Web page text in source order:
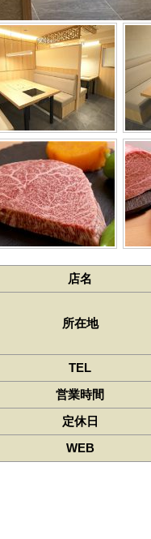
店名
所在地
TEL
営業時間
定休日
WEB